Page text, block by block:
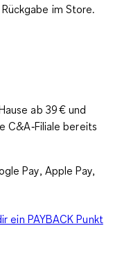
im Store.
ab 39 € und
C&A‑Filiale bereits
Pay, Apple Pay,
ein PAYBACK Punkt